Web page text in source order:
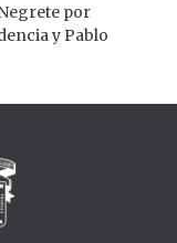
por
y Pablo